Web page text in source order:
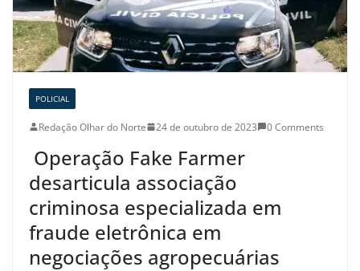
POLICIAL
Redação Olhar do Norte 24 de outubro de 2023 0 Comments
Operação Fake Farmer
desarticula associação
criminosa especializada em
fraude eletrônica em
negociações agropecuárias